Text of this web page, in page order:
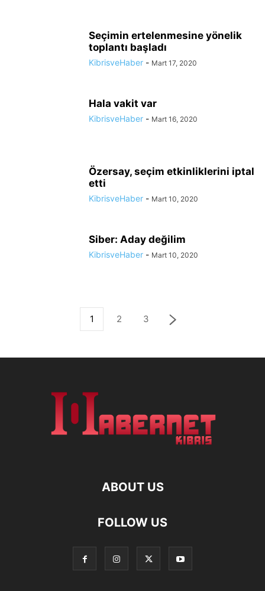
Seçimin ertelenmesine yönelik
toplantı başladı
KibrisveHaber - Mart 17, 2020
Hala vakit var
KibrisveHaber - Mart 16, 2020
Özersay, seçim etkinliklerini iptal
etti
KibrisveHaber - Mart 10, 2020
Siber: Aday değilim
KibrisveHaber - Mart 10, 2020
1 2 3
ABOUT US
FOLLOW US